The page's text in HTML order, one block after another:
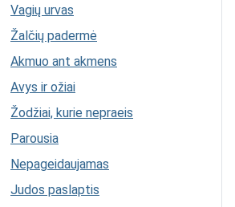
Vagių urvas
Žalčių padermė
Akmuo ant akmens
Avys ir ožiai
Žodžiai, kurie nepraeis
Parousia
Nepageidaujamas
Judos paslaptis